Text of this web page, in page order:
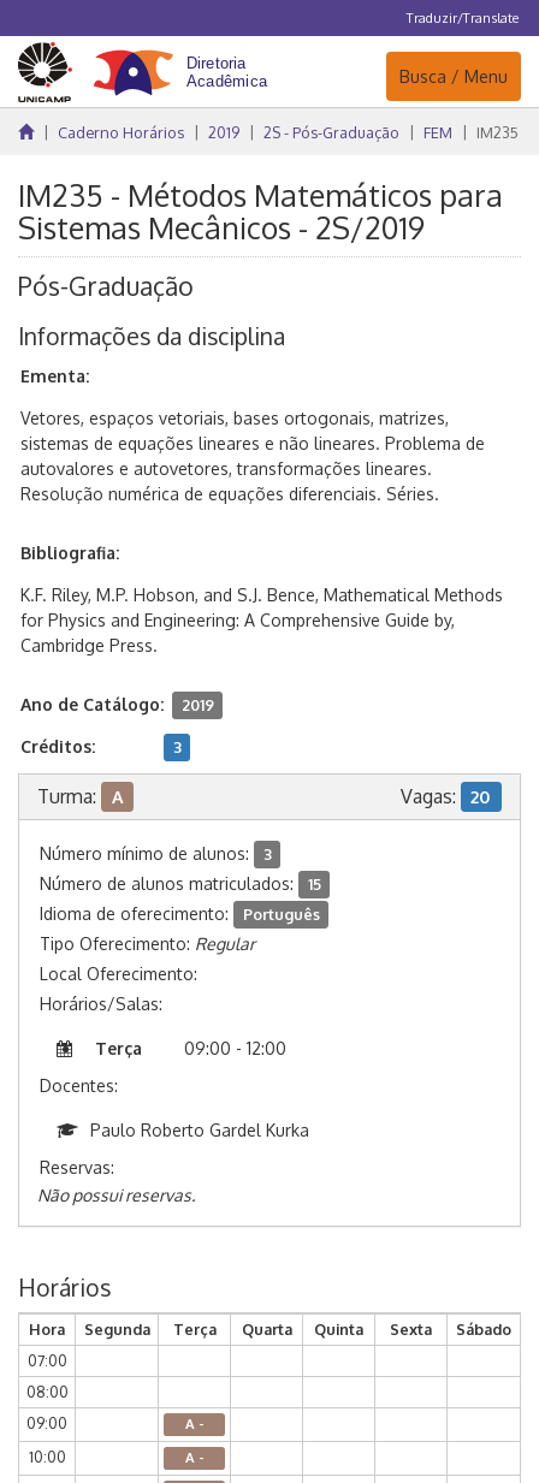
Traduzir/Translate
Navegação
Busca / Menu
Caderno Horários 2019 2S - Pós-Graduação FEM IM235
IM235 - Métodos Matemáticos para
Sistemas Mecânicos - 2S/2019
Pós-Graduação
Informações da disciplina
Ementa:
Vetores, espaços vetoriais, bases ortogonais, matrizes,
sistemas de equações lineares e não lineares. Problema de
autovalores e autovetores, transformações lineares.
Resolução numérica de equações diferenciais. Séries.
Bibliografia:
K.F. Riley, M.P. Hobson, and S.J. Bence, Mathematical Methods
for Physics and Engineering: A Comprehensive Guide by,
Cambridge Press.
Ano de Catálogo: 2019
Créditos: 3
Turma: A Vagas: 20
Número mínimo de alunos: 3
Número de alunos matriculados: 15
Idioma de oferecimento: Português
Tipo Oferecimento: Regular
Local Oferecimento:
Horários/Salas:
Terça
09:00 - 12:00
Docentes:
Paulo Roberto Gardel Kurka
Reservas:
Não possui reservas.
Horários
Hora Segunda Terça Quarta Quinta Sexta
Sábado
07:00
08:00
09:00
A -
10:00 A -